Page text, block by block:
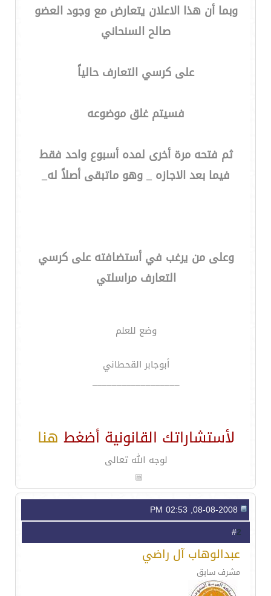
وبما أن هذا الاعلان يتعارض مع وجود العضو
صالح السنحاني
على كرسي التعارف حالياً
فسيتم غلق موضوعه
ثم فتحه مرة أخرى لمده أسبوع واحد فقط
فيما بعد الاجازه _ وهو ماتبقى أصلاً له_
وعلى من يرغب في أستضافته على كرسي
التعارف مراسلتي
وضع للعلم
أبوجابر القحطاني
__________________
لأستشاراتك القانونية أضغط هنا
لوجه الله تعالى
2
عبدالوهاب آل راضي
مشرف سابق